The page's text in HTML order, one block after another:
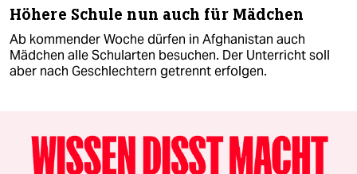
Höhere Schule nun auch für Mädchen
Ab kommender Woche dürfen in Afghanistan auch
Mädchen alle Schularten besuchen. Der Unterricht soll
aber nach Geschlechtern getrennt erfolgen.